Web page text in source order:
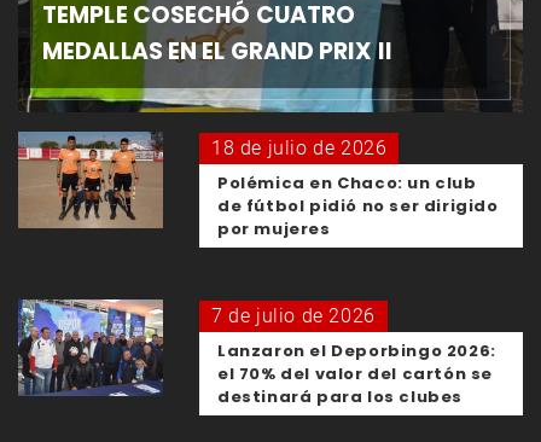
TEMPLE COSECHÓ CUATRO
MEDALLAS EN EL GRAND PRIX II
18 de julio de 2026
Polémica en Chaco: un club
de fútbol pidió no ser dirigido
por mujeres
7 de julio de 2026
Lanzaron el Deporbingo 2026:
el 70% del valor del cartón se
destinará para los clubes